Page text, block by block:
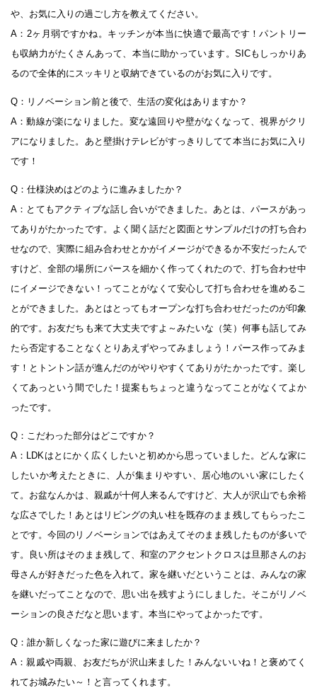
や、お気に入りの過ごし方を教えてください。
A：2ヶ月弱ですかね。キッチンが本当に快適で最高です！パントリー
も収納力がたくさんあって、本当に助かっています。SICもしっかりあ
るので全体的にスッキリと収納できているのがお気に入りです。
Q：リノベーション前と後で、生活の変化はありますか？
A：動線が楽になりました。変な遠回りや壁がなくなって、視界がクリ
アになりました。あと壁掛けテレビがすっきりしてて本当にお気に入り
です！
Q：仕様決めはどのように進みましたか？
A：とてもアクティブな話し合いができました。あとは、パースがあっ
てありがたかったです。よく聞く話だと図面とサンプルだけの打ち合わ
せなので、実際に組み合わせとかがイメージができるか不安だったんで
すけど、全部の場所にパースを細かく作ってくれたので、打ち合わせ中
にイメージできない！ってことがなくて安心して打ち合わせを進めるこ
とができました。あとはとってもオープンな打ち合わせだったのが印象
的です。お友だちも来て大丈夫ですよ～みたいな（笑）何事も話してみ
たら否定することなくとりあえずやってみましょう！パース作ってみま
す！とトントン話が進んだのがやりやすくてありがたかったです。楽し
くてあっという間でした！提案もちょっと違うなってことがなくてよか
ったです。
Q：こだわった部分はどこですか？
A：LDKはとにかく広くしたいと初めから思っていました。どんな家に
したいか考えたときに、人が集まりやすい、居心地のいい家にしたく
て。お盆なんかは、親戚が十何人来るんですけど、大人が沢山でも余裕
な広さでした！あとはリビングの丸い柱を既存のまま残してもらったこ
とです。今回のリノベーションではあえてそのまま残したものが多いで
す。良い所はそのまま残して、和室のアクセントクロスは旦那さんのお
母さんが好きだった色を入れて。家を継いだということは、みんなの家
を継いだってことなので、思い出を残すようにしました。そこがリノベ
ーションの良さだなと思います。本当にやってよかったです。
Q：誰か新しくなった家に遊びに来ましたか？
A：親戚や両親、お友だちが沢山来ました！みんないいね！と褒めてく
れてお城みたい～！と言ってくれます。